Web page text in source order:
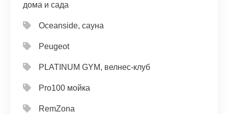
дома и сада
Oceanside, сауна
Peugeot
PLATINUM GYM, велнес-клуб
Pro100 мойка
RemZona